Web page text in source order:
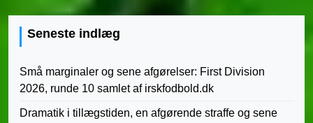
Seneste indlæg
Små marginaler og sene afgørelser: First Division
2026, runde 10 samlet af irskfodbold.dk
Dramatik i tillægstiden, en afgørende straffe og sene